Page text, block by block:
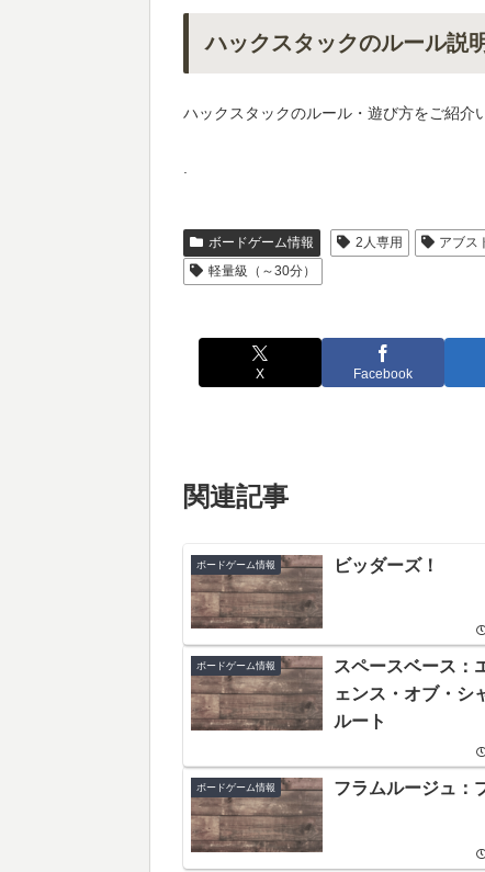
ハックスタックのルール説
ハックスタックのルール・遊び方をご紹介
.
ボードゲーム情報 2人専用 アブス
軽量級（～30分）
X Facebook
関連記事
ボードゲーム情報 ビッダーズ！
ボードゲーム情報
スペースベース：
ェンス・オブ・シ
ルート
ボードゲーム情報 フラムルージュ：